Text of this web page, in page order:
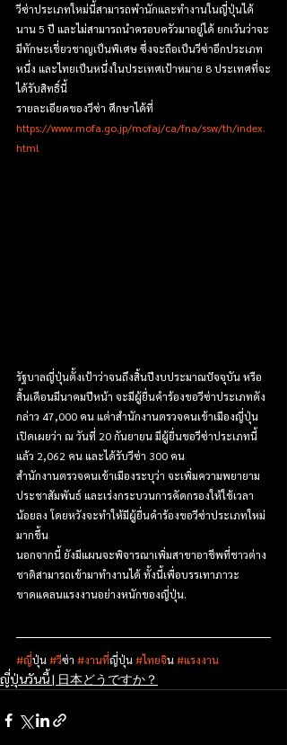
วีซ่าประเภทใหม่นี้สามารถพำนักและทำงานในญี่ปุ่นได้
นาน 5 ปี และไม่สามารถนำครอบครัวมาอยู่ได้ ยกเว้นว่าจะ
มีทักษะเชี่ยวชาญเป็นพิเศษ ซึ่งจะถือเป็นวีซ่าอีกประเภท
หนึ่ง และไทยเป็นหนึ่งในประเทศเป้าหมาย 8 ประเทศที่จะ
ได้รับสิทธิ์นี้
รายละเอียดของวีซ่า ศึกษาได้ที่
https://www.mofa.go.jp/mofaj/ca/fna/ssw/th/index.
html
รัฐบาลญี่ปุ่นตั้งเป้าว่าจนถึงสิ้นปีงบประมาณปัจจุบัน หรือ
สิ้นเดือนมีนาคมปีหน้า จะมีผู้ยื่นคำร้องขอวีซ่าประเภทดัง
กล่าว 47,000 คน แต่าสำนักงานตรวจคนเข้าเมืองญี่ปุ่น
เปิดเผยว่า ณ วันที่ 20 กันยายน มีผู้ยื่นขอวีซ่าประเภทนี้
แล้ว 2,062 คน และได้รับวีซ่า 300 คน
สำนักงานตรวจคนเข้าเมืองระบุว่า จะเพิ่มความพยายาม
ประชาสัมพันธ์ และเร่งกระบวนการคัดกรองให้ใช้เวลา
น้อยลง โดยหวังจะทำให้มีผู้ยื่นคำร้องขอวีซ่าประเภทใหม่
มากขึ้น
นอกจากนี้ ยังมีแผนจะพิจารณาเพิ่มสาขาอาชีพที่ชาวต่าง
ชาติสามารถเข้ามาทำงานได้ ทั้งนี้เพื่อบรรเทาภาวะ
ขาดแคลนแรงงานอย่างหนักของญี่ปุ่น.
#ญี่ปุ่น #วีซ่า #งานที่ญี่ปุ่น #ไทยจิน #แรงงาน
ญี่ปุ่นวันนี้ | 日本どうですか？